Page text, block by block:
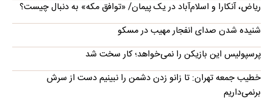
ریاض، آنکارا و اسلام‌آباد در یک پیمان/ «توافق مکه» به دنبال چیست؟
شنیده شدن صدای انفجار مهیب در مسکو
پرسپولیس این بازیکن را نمی‌خواهد؛ کار سخت شد
خطیب جمعه تهران: تا زانو زدن دشمن را نبینیم دست از سرش
برنمی‌داریم